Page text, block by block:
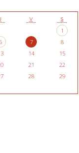
J V S
1
7
8
14
15
21
22
28
29